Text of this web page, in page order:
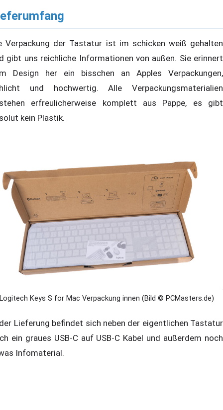
Verpackung der Tastatur ist im schicken weiß gehalten
gibt uns reichliche Informationen von außen. Sie erinnert
Design her ein bisschen an Apples Verpackungen,
und hochwertig. Alle Verpackungsmaterialien
erfreulicherweise komplett aus Pappe, es gibt
kein Plastik.
Keys S for Mac Verpackung innen (Bild © PCMasters.de)
Lieferung befindet sich neben der eigentlichen Tastatur
ein graues USB-C auf USB-C Kabel und außerdem noch
Infomaterial.